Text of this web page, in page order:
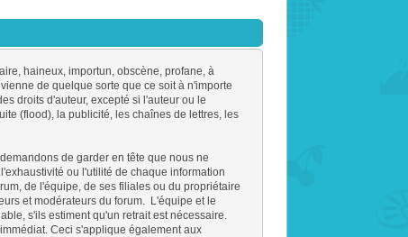
haineux, importun, obscène, profane, à
de quelque sorte que ce soit à n'importe
droits d'auteur, excepté si l'auteur ou le
(flood), la publicité, les chaînes de lettres, les
de garder en tête que nous ne
ou l'utilité de chaque information
de l'équipe, de ses filiales ou du propriétaire
et modérateurs du forum. L'équipe et le
s'ils estiment qu'un retrait est nécessaire.
Ceci s'applique également aux